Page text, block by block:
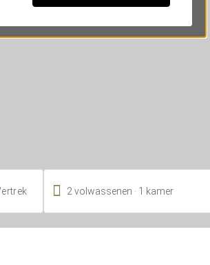
 2 volwassenen 1 kamer